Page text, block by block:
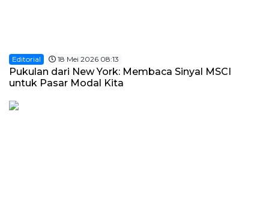
Editorial 18 Mei 2026 08:13
Pukulan dari New York: Membaca Sinyal MSCI
untuk Pasar Modal Kita